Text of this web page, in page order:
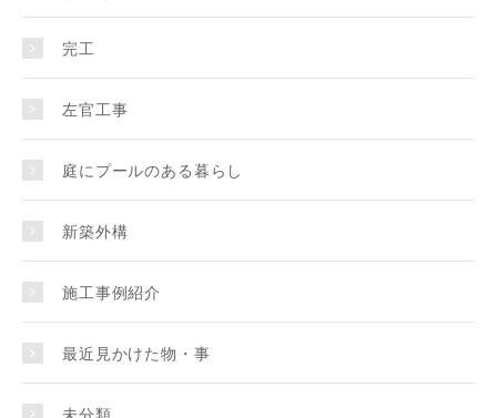
完工
左官工事
庭にプールのある暮らし
新築外構
施工事例紹介
最近見かけた物・事